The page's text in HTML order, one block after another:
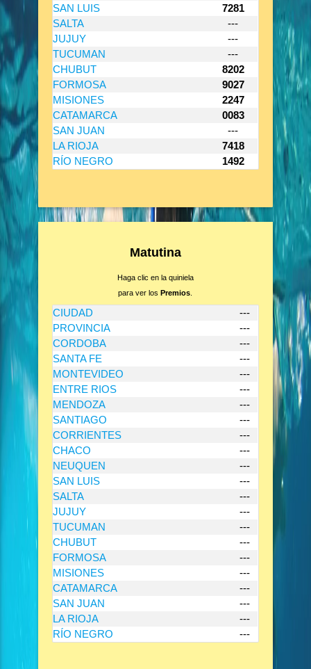
SAN LUIS
7281
SALTA
---
JUJUY
---
TUCUMAN
---
CHUBUT
8202
FORMOSA
9027
MISIONES
2247
CATAMARCA
0083
SAN JUAN
---
LA RIOJA
7418
RÍO NEGRO
1492
Matutina
Haga clic en la quiniela
para ver losPremios
CIUDAD
---
PROVINCIA
---
CORDOBA
---
SANTA FE
---
MONTEVIDEO
---
ENTRE RIOS
---
MENDOZA
---
SANTIAGO
---
CORRIENTES
---
CHACO
---
NEUQUEN
---
SAN LUIS
---
SALTA
---
JUJUY
---
TUCUMAN
---
CHUBUT
---
FORMOSA
---
MISIONES
---
CATAMARCA
---
SAN JUAN
---
LA RIOJA
---
RÍO NEGRO
---